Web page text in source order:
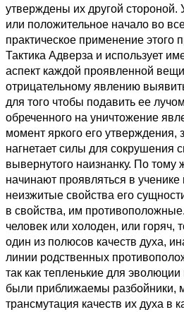
утверждены их другой стороной.
или положительное начало во
практическое применение этого
Тактика Адверза и использует
аспект каждой проявленной
отрицательному явлению
для того чтобы подавить ее
обреченного на уничтожение
момент яркого его утверждения,
нагнетает силы для сокрушения
вывернутого наизнанку. По тому
начинают проявляться в
неизжитые свойства его
в свойства, им
человек или холоден, или горяч,
один из полюсов качеств духа,
линии родственных
так как тепленькие для
были приближаемы разбойники,
трансмутация качеств их духа в